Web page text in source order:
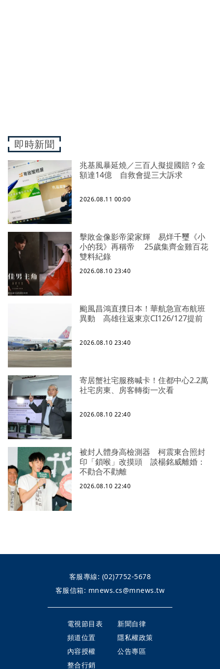
即時新聞
兆基風暴延燒／三百人擬提國賠？金
額達14億 自救會提三大訴求
2026.08.11 00:00
擊敗金像影帝梁家輝 易烊千璽《小
小的我》再稱帝 25歲集齊金雞百花
雙料紀錄
2026.08.10 23:40
颱風昌鴻直撲日本！華航急宣布航班
異動 高雄往返東京CI126/127提前
2026.08.10 23:40
寄居蟹社宅服務喊卡！住都中心2.2萬
社宅房東、房客轉銜一次看
2026.08.10 22:40
被封人體身高檢測器 柯震東合照封
印「鎖喉」改摸頭 談楊銘威離婚：
不勸合不勸離
2026.08.10 22:40
客服專線: (02)7752-5678
客服信箱: mnews.cs@mnews.tw
電視節目表
新聞自律
頻道位置
隱私權政策
內容授權
公告專區
整合行銷